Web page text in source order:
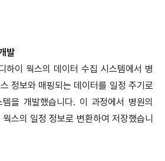
발
하이 웍스의 데이터 수집 시스템에서 병
정보와 매핑되는 데이터를 일정 주기로
을 개발했습니다. 이 과정에서 병원의
스의 일정 정보로 변환하여 저장했습니